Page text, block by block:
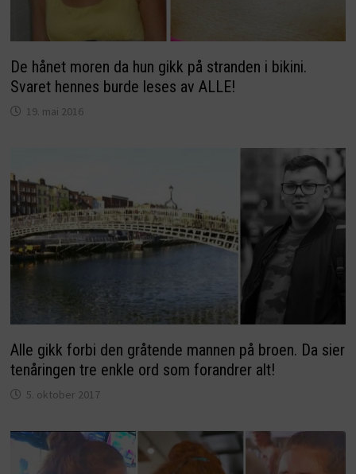
De hånet moren da hun gikk på stranden i bikini.
Svaret hennes burde leses av ALLE!
19. mai 2016
Alle gikk forbi den gråtende mannen på broen. Da sier
tenåringen tre enkle ord som forandrer alt!
5. oktober 2017